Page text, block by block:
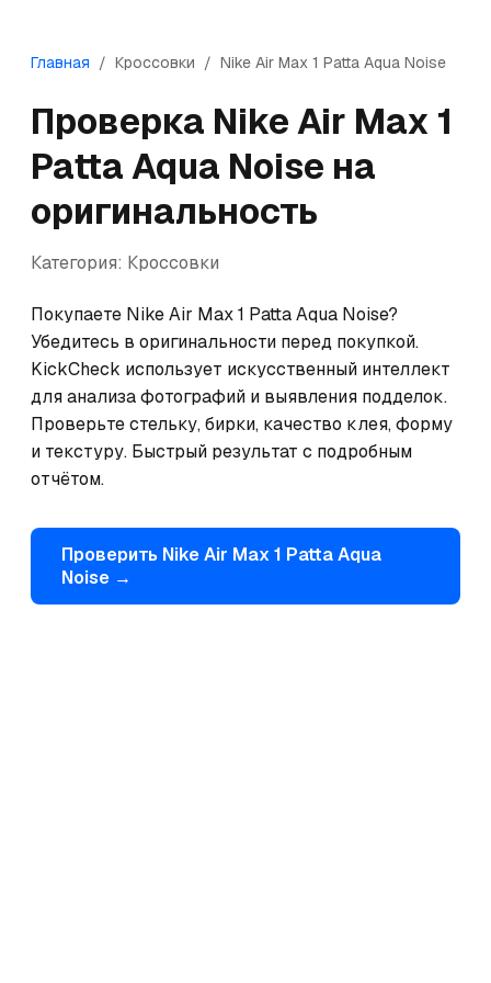
Главная / Кроссовки / Nike Air Max 1 Patta Aqua Noise
Проверка NikeAir Max 1
Patta Aqua Noise на
оригинальность
Категория: Кроссовки
Покупаете Nike Air Max 1 Patta Aqua Noise?
Убедитесь в оригинальности перед покупкой.
KickCheck использует искусственный интеллект
для анализа фотографий и выявления подделок.
Проверьте стельку, бирки, качество клея, форму
и текстуру. Быстрый результат с подробным
отчётом.
Проверить NikeAir Max 1 Patta Aqua
Noise →